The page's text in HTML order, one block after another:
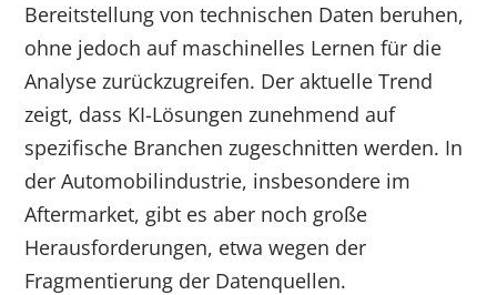
Bereitstellung von technischen Daten beruhen,
ohne jedoch auf maschinelles Lernen für die
Analyse zurückzugreifen. Der aktuelle Trend
zeigt, dass KI-Lösungen zunehmend auf
spezifische Branchen zugeschnitten werden. In
der Automobilindustrie, insbesondere im
Aftermarket, gibt es aber noch große
Herausforderungen, etwa wegen der
Fragmentierung der Datenquellen.